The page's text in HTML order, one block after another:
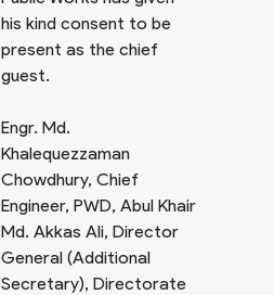
his kind consent to be
present as the chief
guest.
Engr. Md.
Khalequezzaman
Chowdhury, Chief
Engineer, PWD, Abul Khair
Md. Akkas Ali, Director
General (Additional
Secretary), Directorate